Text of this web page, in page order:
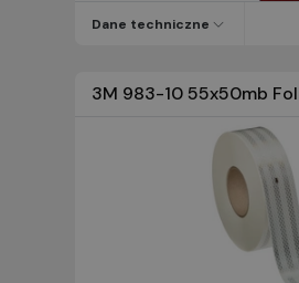
Dane techniczne
3M 983-10 55x50mb